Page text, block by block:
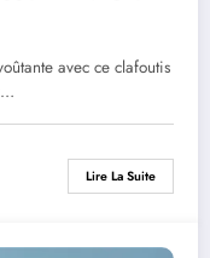
avec ce clafoutis
Lire La Suite